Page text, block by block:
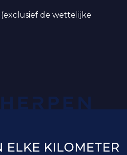
(exclusief de wettelijke
ELKE KILOMETER